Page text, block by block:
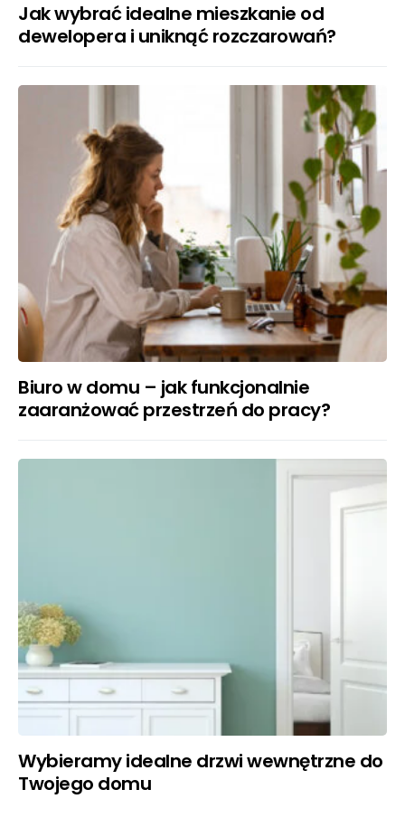
Jak wybrać idealne mieszkanie od
dewelopera i uniknąć rozczarowań?
Biuro w domu – jak funkcjonalnie
zaaranżować przestrzeń do pracy?
Wybieramy idealne drzwi wewnętrzne do
Twojego domu